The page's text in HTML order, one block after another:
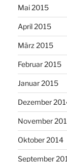
Mai 2015
April 2015
März 2015
Februar 2015
Januar 2015
Dezember
November
Oktober 2014
September